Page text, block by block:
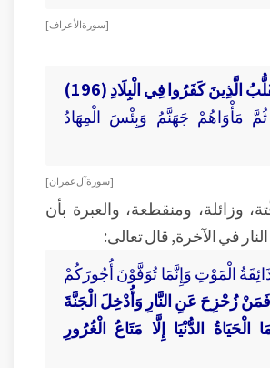
[ سورة الأعراف ]
لَا يَغُرَّنَّكَ تَقَلُّبُ الَّذِينَ كَفَرُوا فِي الْبِلَادِ (196)
ثُمَّ مَأْوَاهُمْ جَهَنَّمُ وَبِئْسَ الْمِهَادُ
[ سورة آل عمران ]
وزائلة، ومنقطعة، والعبرة بأن
في الآخرة, قال تعالى:
الْمَوْتِ وَإِنَّمَا تُوَفَّوْنَ أُجُورَكُمْ
فَمَنْ زُحْزِحَ عَنِ النَّارِ وَأُدْخِلَ الْجَنَّةَ
الدُّنْيَا إِلَّا مَتَاعُ الْغُرُورِ